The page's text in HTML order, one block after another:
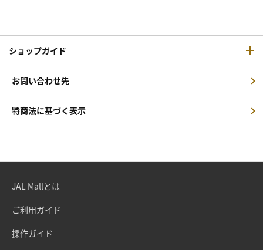
ショップガイド
お問い合わせ先
特商法に基づく表示
JAL Mallとは
ご利用ガイド
操作ガイド